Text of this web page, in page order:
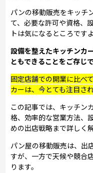
パンの移動販売をキッチ
て、必要な許可や資格、
トは気になるところですよ
設備を整えたキッチンカ
ともできることをご存じ
固定店舗での開業に比べ
カーは、今とても注目さ
この記事では、キッチン
格、効率的な営業方法、
めの出店戦略まで詳しく
パン屋の移動販売は、出
すが、一方で天候や競合
ります。